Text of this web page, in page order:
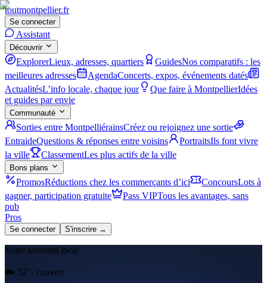
toutmontpellier.fr
Se connecter
Assistant
Découvrir
ExplorerLieux, adresses, quartiers GuidesNos comparatifs : les
meilleures adresses
AgendaConcerts, expos, événements datés
ActualitésL’info locale, chaque jour Que faire à MontpellierIdées
et guides par envie
Communauté
Sorties entre MontpelliérainsCréez ou rejoignez une sortie
EntraideQuestions & réponses entre voisins PortraitsIls font vivre
la ville
ClassementLes plus actifs de la ville
Bons plans
PromosRéductions chez les commerçants d’ici ConcoursLots à
gagner, participation gratuite
Pass VIPTous les avantages, sans
pub
Pros
Se connecter S'inscrire →
Votre assistant local
☁️ 32°· couvert